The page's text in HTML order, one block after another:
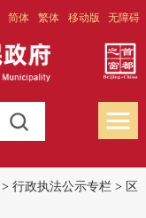
简体 繁体 移动版 无障碍
> 行政执法公示专栏> 区